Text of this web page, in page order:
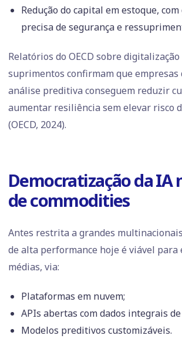
Redução do capital em estoque,
precisa de segurança e
Relatórios do OECD sobre digitalização
suprimentos confirmam que empresas
análise preditiva conseguem reduzir
aumentar resiliência sem elevar risco
(OECD, 2024).
Democratização da IA
de commodities
Antes restrita a grandes
de alta performance hoje é viável para
médias, via:
Plataformas em nuvem;
APIs abertas com dados integrais
Modelos preditivos customizáveis.